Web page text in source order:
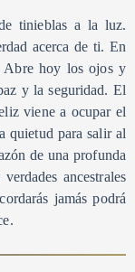
tinieblas a la luz.
acerca de ti. En
Abre hoy los ojos y
y la seguridad. El
viene a ocupar el
quietud para salir al
de una profunda
ancestrales
jamás podrá